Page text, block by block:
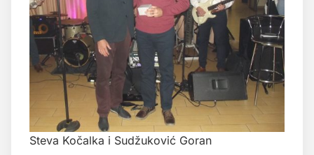
Steva Kočalka i Sudžuković Goran